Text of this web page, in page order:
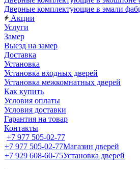
Дверные комплектующие в эмали
Акции
Услуги
Замер
Выезд на замер
Доставка
Установка
Установка входных дверей
Установка межкомнатных дверей
Как купить
Условия оплаты
Условия доставки
Гарантия на товар
Контакты
+7 977 505-02-77
+7 977 505-02-77Магазин дверей
+7 929 608-60-75Установка дверей